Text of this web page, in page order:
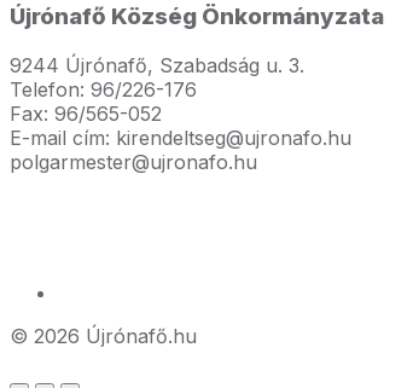
Újrónafő Község Önkormányzata
9244 Újrónafő, Szabadság u. 3.
Telefon: 96/226-176
Fax: 96/565-052
E-mail cím: kirendeltseg@ujronafo.hu
polgarmester@ujronafo.hu
© 2026 Újrónafő.hu